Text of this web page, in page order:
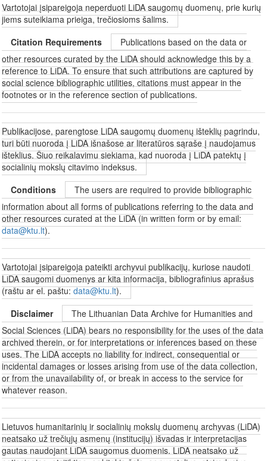
Vartotojai įsipareigoja neperduoti LiDA saugomų duomenų, prie kurių
jiems suteikiama prieiga, trečiosioms šalims.
Citation Requirements
Publications based on the data or
other resources curated by the LiDA should acknowledge this by a
reference to LiDA. To ensure that such attributions are captured by
social science bibliographic utilities, citations must appear in the
footnotes or in the reference section of publications.
Publikacijose, parengtose LiDA saugomų duomenų išteklių pagrindu,
turi būti nuoroda į LiDA išnašose ar literatūros sąraše į naudojamus
išteklius. Šiuo reikalavimu siekiama, kad nuoroda į LiDA patektų į
socialinių mokslų citavimo indeksus.
Conditions
The users are required to provide bibliographic
information about all forms of publications referring to the data and
other resources curated at the LiDA (in written form or by email:
data@ktu.lt).
Vartotojai įsipareigoja pateikti archyvui publikacijų, kuriose naudoti
LiDA saugomi duomenys ar kita informacija, bibliografinius aprašus
(raštu ar el. paštu:data@ktu.lt).
Disclaimer
The Lithuanian Data Archive for Humanities and
Social Sciences (LiDA) bears no responsibility for the uses of the data
archived therein, or for interpretations or inferences based on these
uses. The LiDA accepts no liability for indirect, consequential or
incidental damages or losses arising from use of the data collection,
or from the unavailability of, or break in access to the service for
whatever reason.
Lietuvos humanitarinių ir socialinių mokslų duomenų archyvas (LiDA)
neatsako už trečiųjų asmenų (institucijų) išvadas ir interpretacijas
gautas naudojant LiDA saugomus duomenis. LiDA neatsako už